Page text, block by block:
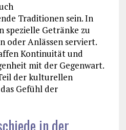
Traditionen sein. In
spezielle Getränke zu
oder Anlässen serviert.
Kontinuität und
mit der Gegenwart.
der kulturellen
Gefühl der